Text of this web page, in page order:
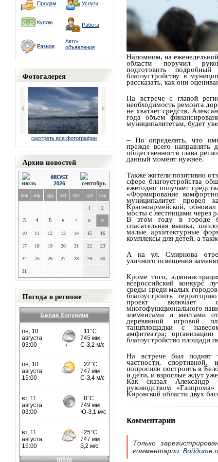
Продам Услуги
Куплю Работа
Разное
Авто-
объявления
Фотогалерея
смотреть все фотографии
Архив новостей
август
2026
пон втр срд чет пят суб вск
1 2
3 4 5 6 7 8 9
10 11 12 13 14 15 16
17 18 19 20 21 22 23
24 25 26 27 28 29 30
31
Погода в регионе
Белая Холуница
Напомним, на
области поручил
подготовить
благоустройству в
рассказать, как они
На встрече с главой
необходимость ремонта
не хватает средств.
года объем
муниципалитетам, будет
– Но определять, что
прежде всего
общественности глава
данный момент нужнее.
Также жители позитивно
сфере благоустройства
ежегодно получает
«Формирование
муниципалитет провел
Красноармейской,
мосты с лестницами через
В этом году в городе
спасательная вышка,
малые архитектурные
комплексы для детей, а
А на ул. Смирнова
уличного освещения
Кроме того,
всероссийский конкурс
среды среди малых
благоустроить
проект включает
многофункционального
элементами и местами
деревянной игровой
танцплощадки с
амфитеатра;
благоустройство площади
На встрече был поднят
частности, спортивной,
попросили построить в
и дети, и взрослые ждут
Как сказал
руководством
Кировской области двух
Комментарии
Только
комментарии. Войдите